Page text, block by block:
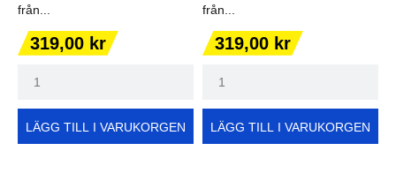
från...
Pris
319,00 kr
LÄGG TILL I VARUKORGEN
från...
Pris
319,00 kr
LÄGG TILL I VARUKORGEN